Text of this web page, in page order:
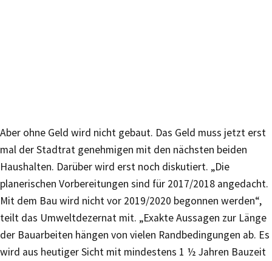
Aber ohne Geld wird nicht gebaut. Das Geld muss jetzt erst
mal der Stadtrat genehmigen mit den nächsten beiden
Haushalten. Darüber wird erst noch diskutiert. „Die
planerischen Vorbereitungen sind für 2017/2018 angedacht.
Mit dem Bau wird nicht vor 2019/2020 begonnen werden“,
teilt das Umweltdezernat mit. „Exakte Aussagen zur Länge
der Bauarbeiten hängen von vielen Randbedingungen ab. Es
wird aus heutiger Sicht mit mindestens 1 ½ Jahren Bauzeit